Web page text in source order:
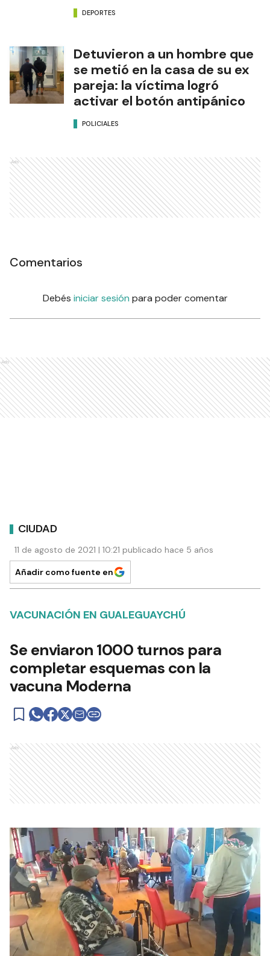
DEPORTES
Detuvieron a un hombre que
se metió en la casa de su ex
pareja: la víctima logró
activar el botón antipánico
POLICIALES
Ads
Comentarios
Debés iniciar sesión para poder comentar
Ads
CIUDAD
11 de agosto de 2021 | 10:21 publicado hace 5 años
Añadir como fuente en
VACUNACIÓN EN GUALEGUAYCHÚ
Se enviaron 1000 turnos para
completar esquemas con la
vacuna Moderna
Ads